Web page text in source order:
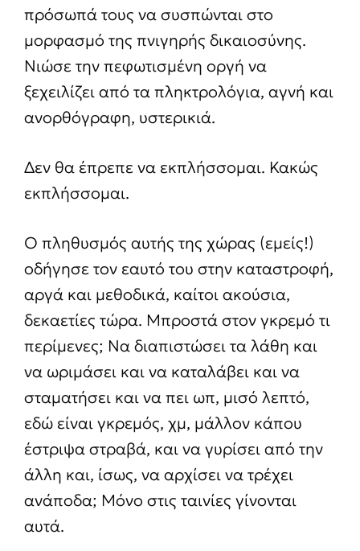
πρόσωπά τους να συσπώνται στο
μορφασμό της πνιγηρής δικαιοσύνης.
Νιώσε την πεφωτισμένη οργή να
ξεχειλίζει από τα πληκτρολόγια, αγνή και
ανορθόγραφη, υστερικιά.
Δεν θα έπρεπε να εκπλήσσομαι. Κακώς
εκπλήσσομαι.
Ο πληθυσμός αυτής της χώρας (εμείς!)
οδήγησε τον εαυτό του στην καταστροφή,
αργά και μεθοδικά, καίτοι ακούσια,
δεκαετίες τώρα. Μπροστά στον γκρεμό τι
περίμενες; Να διαπιστώσει τα λάθη και
να ωριμάσει και να καταλάβει και να
σταματήσει και να πει ωπ, μισό λεπτό,
εδώ είναι γκρεμός, χμ, μάλλον κάπου
έστριψα στραβά, και να γυρίσει από την
άλλη και, ίσως, να αρχίσει να τρέχει
ανάποδα; Μόνο στις ταινίες γίνονται
αυτά.